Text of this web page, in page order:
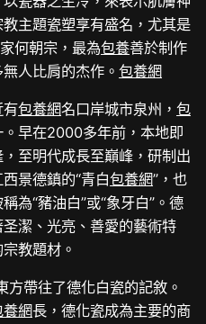
主題瓷塑享有盛名，尤其是
何朝宗，最為包養善於制作
無人比肩的杰作。包養網
有包養網名口岸城市泉州，包
早在2000多年前，本地即
至明代成長至巔峰，研制出
景德鎮的“青白包養網”，也
為“豬油白”或“象牙白”。德
潔、光亮、善愛的藝術特
教題材。
方帶往了德化白瓷的記敘。
養網長，德化瓷成為主要的商